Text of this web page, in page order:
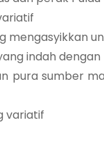
mengasyikkan
indah
pura sumber
variatif